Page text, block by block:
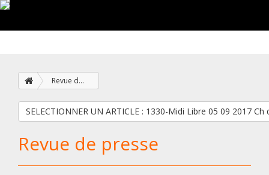
Revue de presse
SELECTIONNER UN ARTICLE : 1330-Midi Libre 05
Revue de presse